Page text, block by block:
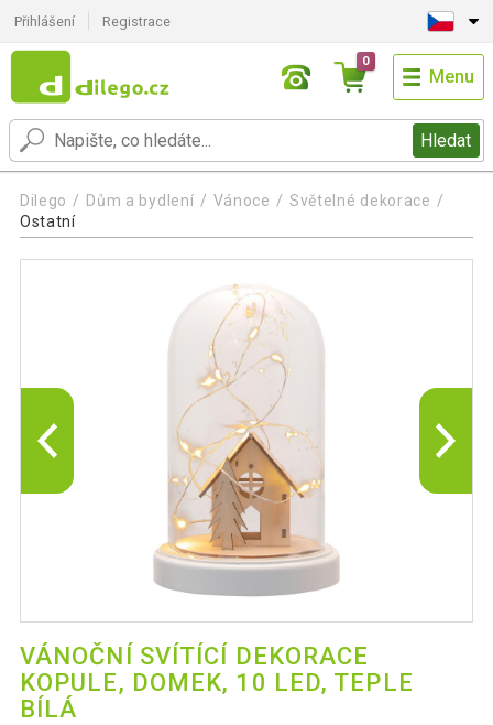
Přihlášení Registrace
Hledat
0
Menu
Dilego Dům a bydlení Vánoce
Světelné dekorace
Ostatní
VÁNOČNÍ SVÍTÍCÍ DEKORACE
KOPULE, DOMEK, 10 LED, TEPLE
BÍLÁ